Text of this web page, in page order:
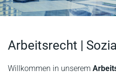
Arbeitsrecht |
Willkommen in unserem